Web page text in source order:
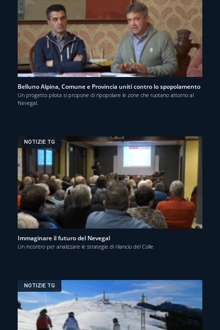
Belluno Alpina, Comune e Provincia uniti contro lo spopolamento
Un progetto pilota si propone di ripopolare le zone che ruotano attorno al
Nevegal.
NOTIZIE TG
Immaginare il futuro del Nevegal
Un incontro per analizzare le strategie di rilancio del Colle
NOTIZIE TG